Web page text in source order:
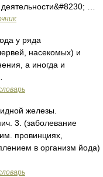
…
у ряда
насекомых) и
а иногда и
железы.
3. (заболевание
провинциях,
в организм йода)